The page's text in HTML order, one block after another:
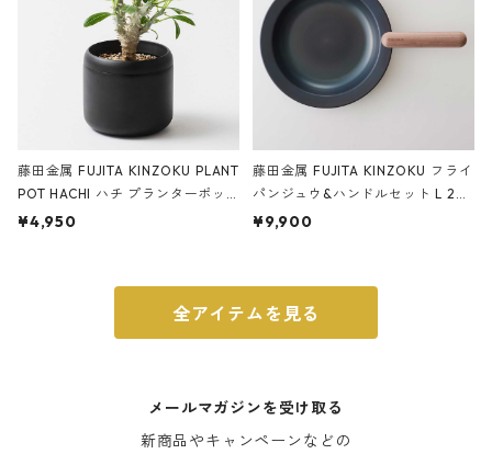
藤田金属 FUJITA KINZOKU PLANT
POT HACHI ハチ プランターポッ
ト 3号 ブラック
¥4,950
藤田金属 FUJITA KINZOKU フライ
パンジュウ&ハンドルセット L 24c
m ガス火・IH対応 鉄フライパン
¥9,900
全アイテムを見る
メールマガジンを受け取る
新商品やキャンペーンなどの